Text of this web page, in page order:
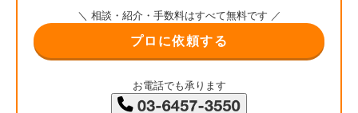
＼ 相談・紹介・手数料はすべて無料です ／
プロに依頼する
お電話でも承ります